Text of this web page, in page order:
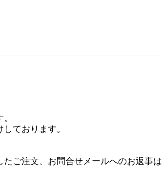
ております。
たご注文、お問合せメールへのお返事は